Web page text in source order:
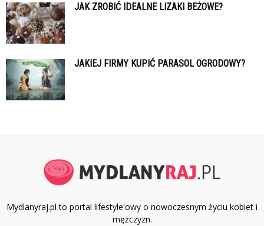
JAK ZROBIĆ IDEALNE LIZAKI BEŻOWE?
JAKIEJ FIRMY KUPIĆ PARASOL OGRODOWY?
Mydlanyraj.pl to portal lifestyle'owy o nowoczesnym życiu kobiet i
mężczyzn.